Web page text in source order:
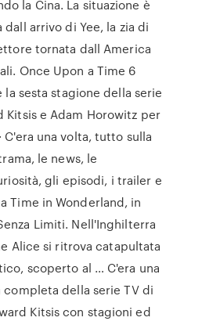
la Cina. La situazione è
arrivo di Yee, la zia di
tornata dall America
Once Upon a Time 6
la sesta stagione della serie
Kitsis e Adam Horowitz per
C'era una volta, tutto sulla
le news, le
gli episodi, i trailer e
Time in Wonderland, in
Limiti. Nell'Inghilterra
Alice si ritrova catapultata
scoperto al … C'era una
completa della serie TV di
Kitsis con stagioni ed